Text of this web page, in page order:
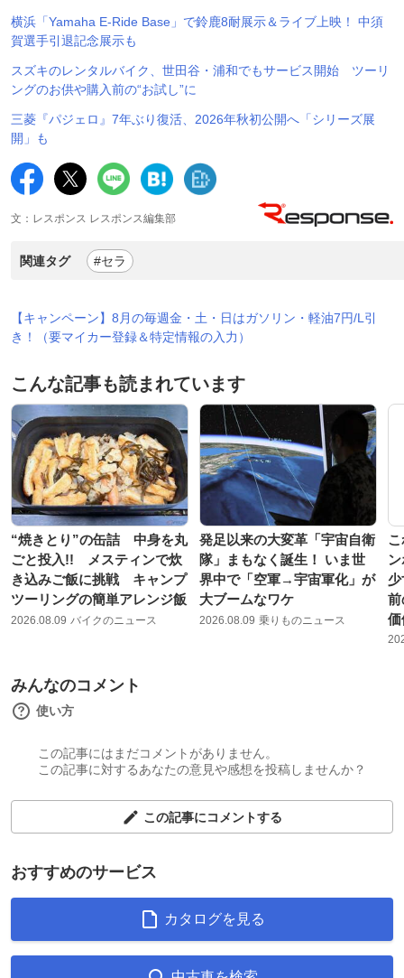
横浜「Yamaha E-Ride Base」で鈴鹿8耐展示＆ライブ上映！ 中須
賀選手引退記念展示も
スズキのレンタルバイク、世田谷・浦和でもサービス開始 ツーリ
ングのお供や購入前の“お試し”に
三菱『パジェロ』7年ぶり復活、2026年秋初公開へ「シリーズ展
開」も
文：レスポンス レスポンス編集部
関連タグ #セラ
【キャンペーン】8月の毎週金・土・日はガソリン・軽油7円/L引
き！（要マイカー登録＆特定情報の入力）
こんな記事も読まれています
“焼きとり”の缶詰 中身を丸
ごと投入!! メスティンで炊
き込みご飯に挑戦 キャンプ
ツーリングの簡単アレンジ飯
2026.08.09 バイクのニュース
発足以来の大変革「宇宙自衛
隊」まもなく誕生！ いま世
界中で「空軍→宇宙軍化」が
大ブームなワケ
2026.08.09 乗りものニュース
少
前
価
みんなのコメント
使い方
この記事にはまだコメントがありません。
この記事に対するあなたの意見や感想を投稿しませんか？
この記事にコメントする
おすすめのサービス
カタログを見る